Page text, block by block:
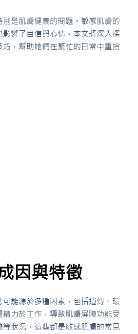
是肌膚健康的問題。敏感肌膚的
響了自信與心情。本文將深入探
，幫助她們在繁忙的日常中重拾
因與特徵
能源於多種因素，包括遺傳、環
力於工作，導致肌膚屏障功能受
狀況，這些都是敏感肌膚的常見